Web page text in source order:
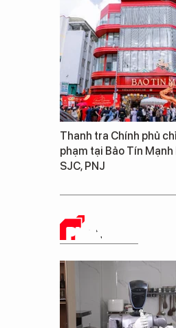
Thanh tra Chính phủ
phạm tại Bảo Tín Mạnh
SJC, PNJ
PHÂN TÍCH